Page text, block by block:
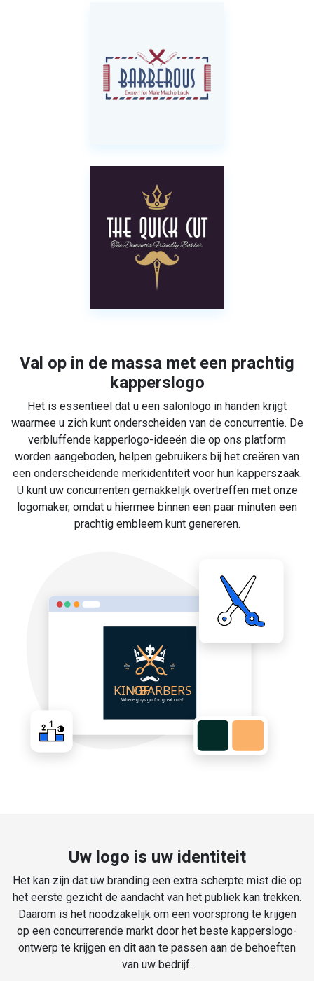
Val op in de massa met een prachtig
kapperslogo
Het is essentieel dat u een salonlogo in handen krijgt
waarmee u zich kunt onderscheiden van de concurrentie. De
verbluffende kapperlogo-ideeën die op ons platform
worden aangeboden, helpen gebruikers bij het creëren van
een onderscheidende merkidentiteit voor hun kapperszaak.
U kunt uw concurrenten gemakkelijk overtreffen met onze
logomaker, omdat u hiermee binnen een paar minuten een
prachtig embleem kunt genereren.
Uw logo is uw identiteit
Het kan zijn dat uw branding een extra scherpte mist die op
het eerste gezicht de aandacht van het publiek kan trekken.
Daarom is het noodzakelijk om een voorsprong te krijgen
op een concurrerende markt door het beste kapperslogo-
ontwerp te krijgen en dit aan te passen aan de behoeften
van uw bedrijf.